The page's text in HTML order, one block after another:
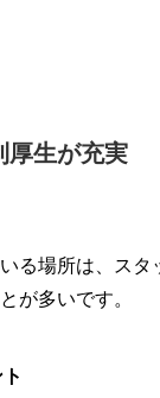
厚生が充実
る場所は、スタ
が多いです。